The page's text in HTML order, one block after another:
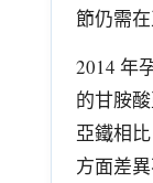
節仍需
2014 年
的甘胺
亞鐵相
方面差